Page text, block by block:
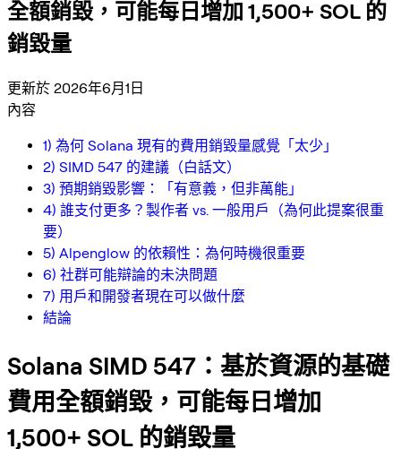
全額銷毀，可能每日增加 1,500+ SOL 的
銷毀量
更新於 2026年6月1日
內容
1) 為何 Solana 現有的費用銷毀量感覺「太少」
2) SIMD 547 的建議（白話文）
3) 預期銷毀影響：「有意義，但非萬能」
4) 誰支付更多？製作者 vs. 一般用戶（為何此提案很重
要）
5) Alpenglow 的依賴性：為何時機很重要
6) 社群可能辯論的未決問題
7) 用戶和開發者現在可以做什麼
結論
Solana SIMD 547：基於資源的基礎
費用全額銷毀，可能每日增加
1,500+ SOL 的銷毀量